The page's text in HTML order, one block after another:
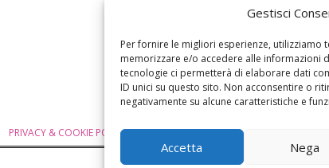
Gestisci
Per fornire le migliori esperienze, utilizziamo
memorizzare e/o accedere alle informazioni
tecnologie ci permetterà di elaborare dati
ID unici su questo sito. Non acconsentire o
negativamente su alcune caratteristiche e
Accetta Nega
mamma: lavoretti,
filastrocche
Le
PRIVACY & COOKIE POLICY MODIFICA IL CONSENSO